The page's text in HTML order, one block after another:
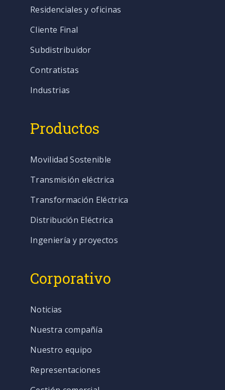
Residenciales y oficinas
Cliente Final
Subdistribuidor
Contratistas
Industrias
Productos
Movilidad Sostenible
Transmisión eléctrica
Transformación Eléctrica
Distribución Eléctrica
Ingeniería y proyectos
Corporativo
Noticias
Nuestra compañía
Nuestro equipo
Representaciones